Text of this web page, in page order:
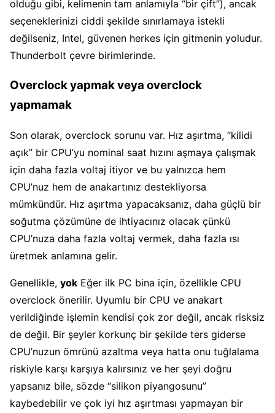
olduğu gibi, kelimenin tam anlamıyla “bir çift”), ancak
seçeneklerinizi ciddi şekilde sınırlamaya istekli
değilseniz, Intel, güvenen herkes için gitmenin yoludur.
Thunderbolt çevre birimlerinde.
Overclock yapmak veya overclock
yapmamak
Son olarak, overclock sorunu var. Hız aşırtma, “kilidi
açık” bir CPU’yu nominal saat hızını aşmaya çalışmak
için daha fazla voltaj itiyor ve bu yalnızca hem
CPU’nuz hem de anakartınız destekliyorsa
mümkündür. Hız aşırtma yapacaksanız, daha güçlü bir
soğutma çözümüne de ihtiyacınız olacak çünkü
CPU’nuza daha fazla voltaj vermek, daha fazla ısı
üretmek anlamına gelir.
Genellikle, yok Eğer ilk PC bina için, özellikle CPU
overclock önerilir. Uyumlu bir CPU ve anakart
verildiğinde işlemin kendisi çok zor değil, ancak risksiz
de değil. Bir şeyler korkunç bir şekilde ters giderse
CPU’nuzun ömrünü azaltma veya hatta onu tuğlalama
riskiyle karşı karşıya kalırsınız ve her şeyi doğru
yapsanız bile, sözde “silikon piyangosunu”
kaybedebilir ve çok iyi hız aşırtması yapmayan bir